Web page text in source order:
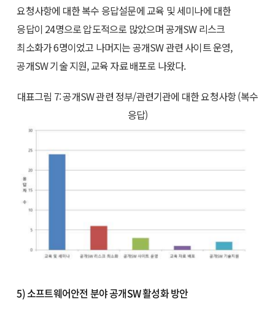
요청사항에 대한 복수 응답설문에 교육 및 세미나에 대한
응답이 24명으로 압도적으로 많았으며 공개SW 리스크
최소화가 6명이었고 나머지는 공개SW 관련 사이트 운영,
공개SW 기술 지원, 교육 자료 배포로 나왔다.
대표그림 7: 공개SW 관련 정부/관련기관에 대한 요청사항 (복수
응답)
5) 소프트웨어안전 분야 공개SW 활성화 방안